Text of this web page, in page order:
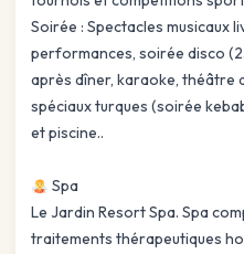
Soirée : Spectacles musicaux
performances, soirée disco
après dîner, karaoke, théâtre
spéciaux turques (soirée
et piscine..
Spa
Le Jardin Resort Spa. Spa
traitements thérapeutiques